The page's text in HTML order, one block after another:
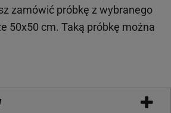
zamówić próbkę z wybranego
50x50 cm. Taką próbkę można